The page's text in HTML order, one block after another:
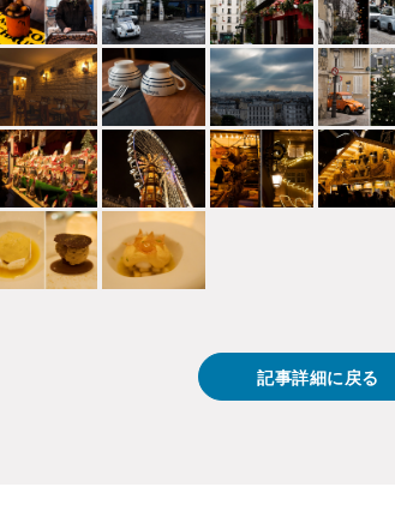
記事詳細に戻る